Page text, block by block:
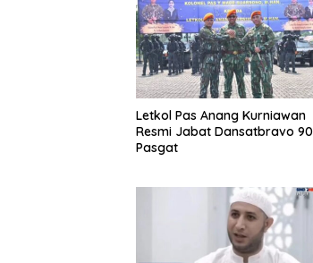
Letkol Pas Anang Kurniawan
Resmi Jabat Dansatbravo 90
Pasgat